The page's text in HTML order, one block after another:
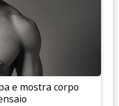
e mostra corpo